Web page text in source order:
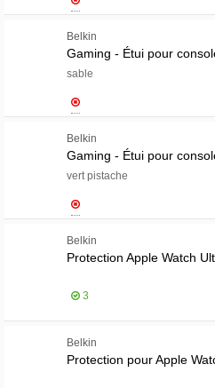
Belkin
Gaming - Étui pour
sable
Belkin
Gaming - Étui pour
vert pistache
Belkin
Protection Apple Watch
3
Belkin
Protection pour Apple